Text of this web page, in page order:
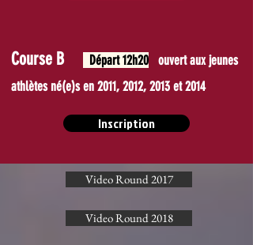
Course B Départ 12h20 ouvert aux jeunes
athlètes né(e)s en 2011, 2012, 2013 et 2014
Inscription
Video Round 2017
Video Round 2018